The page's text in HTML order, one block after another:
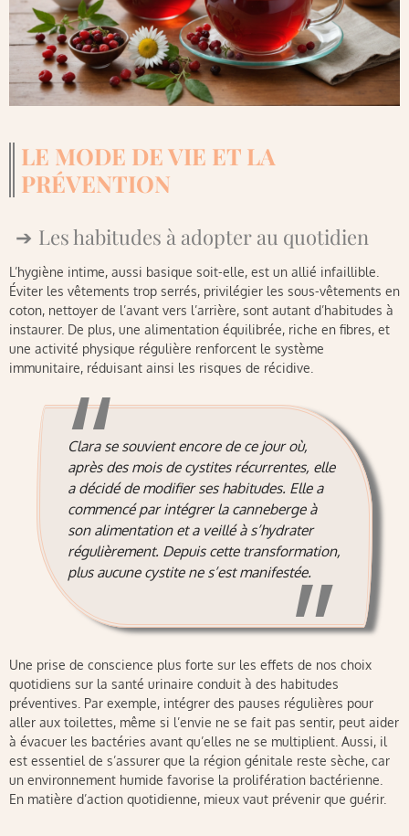
LE MODE DE VIE ET LA
PRÉVENTION
Les habitudes à adopter au quotidien
L’hygiène intime, aussi basique soit-elle, est un allié infaillible.
Éviter les vêtements trop serrés, privilégier les sous-vêtements en
coton, nettoyer de l’avant vers l’arrière, sont autant d’habitudes à
instaurer. De plus, une alimentation équilibrée, riche en fibres, et
une activité physique régulière renforcent le système
immunitaire, réduisant ainsi les risques de récidive.
Clara se souvient encore de ce jour où,
après des mois de cystites récurrentes, elle
a décidé de modifier ses habitudes. Elle a
commencé par intégrer la canneberge à
son alimentation et a veillé à s’hydrater
régulièrement. Depuis cette transformation,
plus aucune cystite ne s’est manifestée.
Une prise de conscience plus forte sur les effets de nos choix
quotidiens sur la santé urinaire conduit à des habitudes
préventives. Par exemple, intégrer des pauses régulières pour
aller aux toilettes, même si l’envie ne se fait pas sentir, peut aider
à évacuer les bactéries avant qu’elles ne se multiplient. Aussi, il
est essentiel de s’assurer que la région génitale reste sèche, car
un environnement humide favorise la prolifération bactérienne.
En matière d’action quotidienne, mieux vaut prévenir que guérir.